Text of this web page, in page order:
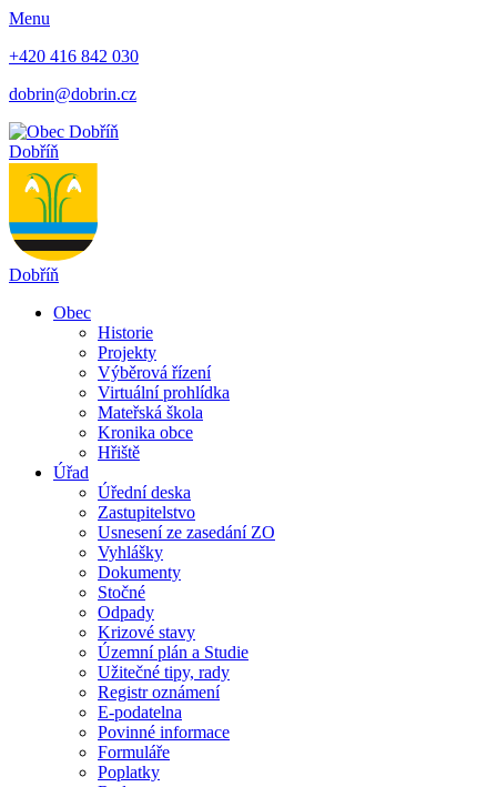
Menu
+420 416 842 030
dobrin@dobrin.cz
Dobříň
Dobříň
Obec
Historie
Projekty
Výběrová řízení
Virtuální prohlídka
Mateřská škola
Kronika obce
Hřiště
Úřad
Úřední deska
Zastupitelstvo
Usnesení ze zasedání ZO
Vyhlášky
Dokumenty
Stočné
Odpady
Krizové stavy
Územní plán a Studie
Užitečné tipy, rady
Registr oznámení
E-podatelna
Povinné informace
Formuláře
Poplatky